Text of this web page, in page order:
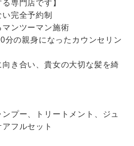
専門店です】
完全予約制
マンツーマン施術
分の親身になったカウンセリン
き合い、貴女の大切な髪を綺
プー、トリートメント、ジュ
フルセット